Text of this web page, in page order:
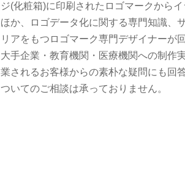
ジ(化粧箱)に印刷されたロゴマークから
ほか、ロゴデータ化に関する専門知識、
リアをもつロゴマーク専門デザイナーが
大手企業・教育機関・医療機関への制作
業されるお客様からの素朴な疑問にも回
ついてのご相談は承っておりません。